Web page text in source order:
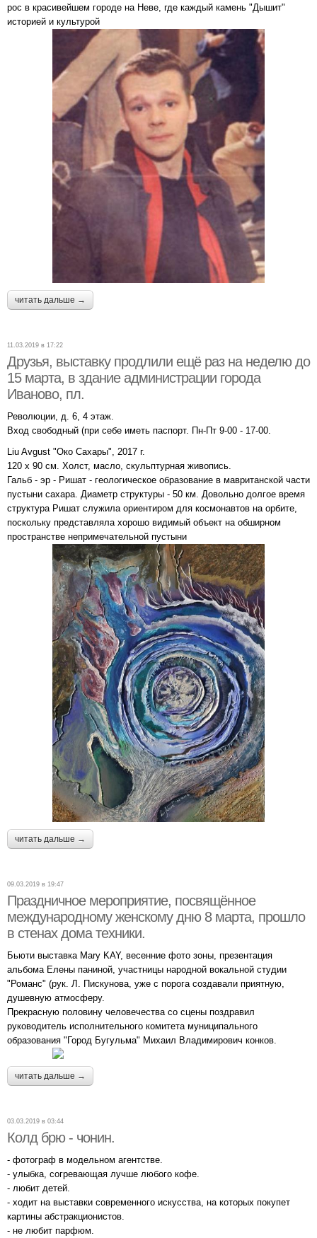
рос в красивейшем городе на Неве, где каждый камень "Дышит"
историей и культурой
читать дальше →
11.03.2019 в 17:22
Друзья, выставку продлили ещё раз на неделю до
15 марта, в здание администрации города
Иваново, пл.
Революции, д. 6, 4 этаж.
Вход свободный (при себе иметь паспорт. Пн-Пт 9-00 - 17-00.
Liu Avgust "Око Сахары", 2017 г.
120 х 90 см. Холст, масло, скульптурная живопись.
Гальб - эр - Ришат - геологическое образование в мавританской части
пустыни сахара. Диаметр структуры - 50 км. Довольно долгое время
структура Ришат служила ориентиром для космонавтов на орбите,
поскольку представляла хорошо видимый объект на обширном
пространстве непримечательной пустыни
читать дальше →
09.03.2019 в 19:47
Праздничное мероприятие, посвящённое
международному женскому дню 8 марта, прошло
в стенах дома техники.
Бьюти выставка Mary KAY, весенние фото зоны, презентация
альбома Елены паниной, участницы народной вокальной студии
"Романс" (рук. Л. Пискунова, уже с порога создавали приятную,
душевную атмосферу.
Прекрасную половину человечества со сцены поздравил
руководитель исполнительного комитета муниципального
образования "Город Бугульма" Михаил Владимирович конков.
читать дальше →
03.03.2019 в 03:44
Колд брю - чонин.
- фотограф в модельном агентстве.
- улыбка, согревающая лучше любого кофе.
- любит детей.
- ходит на выставки современного искусства, на которых покупет
картины абстракционистов.
- не любит парфюм.